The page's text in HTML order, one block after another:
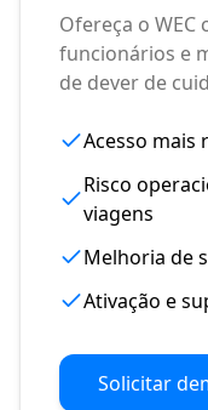
Ofereça o
funcionários e
de dever de
Acesso mais
Risco
viagens
Melhoria de
Ativação e
Solicitar